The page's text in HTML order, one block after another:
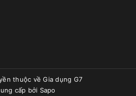
thuộc vềGia dụng G7
cấp bởi Sapo